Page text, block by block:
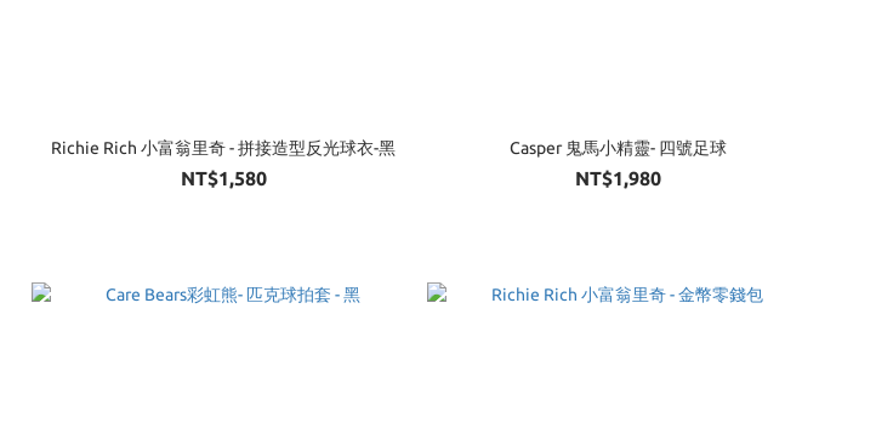
Richie Rich 小富翁里奇 - 拼接造型反光球衣-黑
NT$1,580
Casper 鬼馬小精靈- 四號足球
NT$1,980